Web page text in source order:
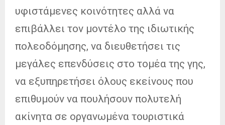
υφιστάμενες κοινότητες αλλά να
επιβάλλει τον μοντέλο της ιδιωτικής
πολεοδόμησης, να διευθετήσει τις
μεγάλες επενδύσεις στο τομέα της γης,
να εξυπηρετήσει όλους εκείνους που
επιθυμούν να πουλήσουν πολυτελή
ακίνητα σε οργανωμένα τουριστικά